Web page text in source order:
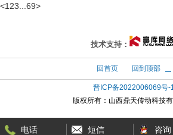
<1 23 69>
电话 短信 咨询
技术支持：
回首页 回到顶部
晋ICP备2022006069号-1
版权所有： 山西鼎天传动科技